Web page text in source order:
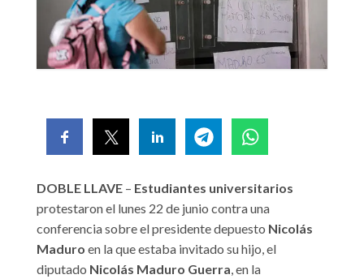
DOBLE LLAVE – Estudiantes universitarios
protestaron el lunes 22 de junio contra una
conferencia sobre el presidente depuesto Nicolás
Maduro en la que estaba invitado su hijo, el
diputado Nicolás Maduro Guerra, en la